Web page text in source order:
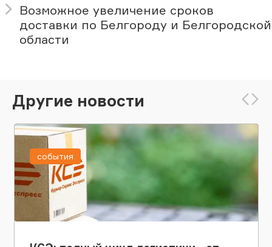
Возможное увеличение сроков
доставки по Белгороду и Белгородской
области
Другие новости
события